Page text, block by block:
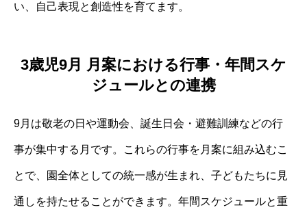
い、自己表現と創造性を育てます。
3歳児9月 月案における行事・年間スケ
ジュールとの連携
9月は敬老の日や運動会、誕生日会・避難訓練などの行
事が集中する月です。これらの行事を月案に組み込むこ
とで、園全体としての統一感が生まれ、子どもたちに見
通しを持たせることができます。年間スケジュールと重